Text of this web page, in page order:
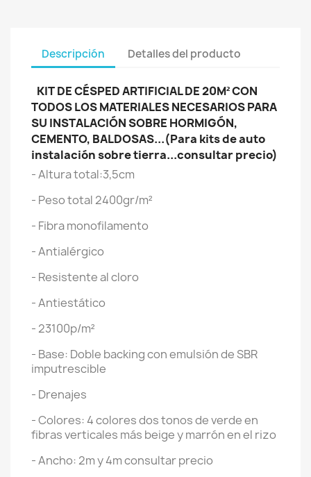
Descripción Detalles del producto
KIT DE CÉSPED ARTIFICIAL DE 20M² CON
TODOS LOS MATERIALES NECESARIOS PARA
SU INSTALACIÓN SOBRE HORMIGÓN,
CEMENTO, BALDOSAS...(Para kits de auto
instalación sobre tierra...consultar precio)
- Altura total:3,5cm
- Peso total 2400gr/m²
- Fibra monofilamento
- Antialérgico
- Resistente al cloro
- Antiestático
- 23100p/m²
- Base: Doble backing con emulsión de SBR
imputrescible
- Drenajes
- Colores: 4 colores dos tonos de verde en
fibras verticales más beige y marrón en el rizo
- Ancho: 2m y 4m consultar precio